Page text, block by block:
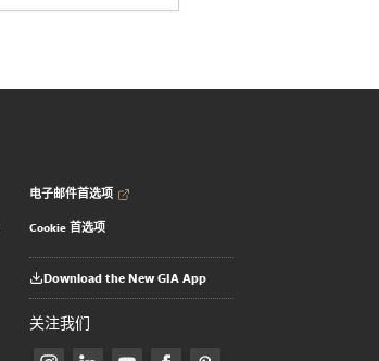
电子邮件首选项
Cookie 首选项
Download the New GIA App
关注我们